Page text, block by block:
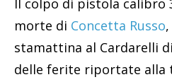
Il colpo di pistola calibro
morte di Concetta Russo
stamattina al Cardarelli
delle ferite riportate alla